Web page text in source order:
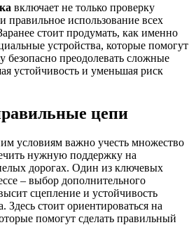
включает не только проверку
использование всех
стоит продумать, как именно
устройства, которые помогут
безопасно преодолевать сложные
устойчивость и уменьшая риск
цепи
условиям важно учесть множество
нужную поддержку на
дорогах. Один из ключевых
– выбор дополнительного
сцепление и устойчивость
Здесь стоит ориентироваться на
помогут сделать правильный